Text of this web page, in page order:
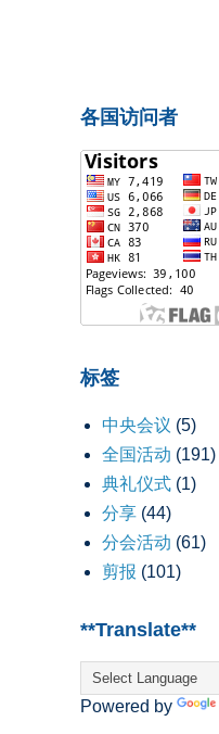
各国访问者
标签
中央会议 (5)
全国活动 (191)
典礼仪式 (1)
分享 (44)
分会活动 (61)
剪报 (101)
**Translate**
Powered by